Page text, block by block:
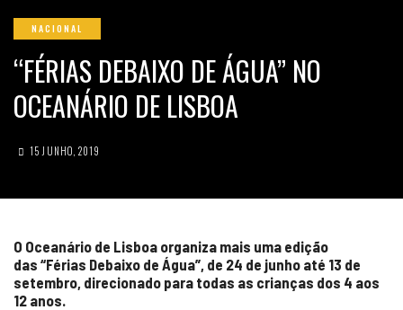
NACIONAL
“FÉRIAS DEBAIXO DE ÁGUA” NO
OCEANÁRIO DE LISBOA
15 JUNHO, 2019
O Oceanário de Lisboa organiza mais uma edição
das “Férias Debaixo de Água”, de 24 de junho até 13 de
setembro, direcionado para todas as crianças dos 4 aos
12 anos.